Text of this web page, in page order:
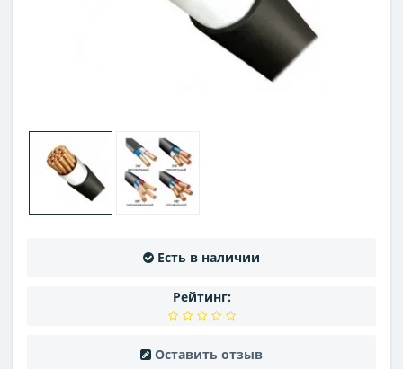
Есть в наличии
Рейтинг:
Оставить отзыв